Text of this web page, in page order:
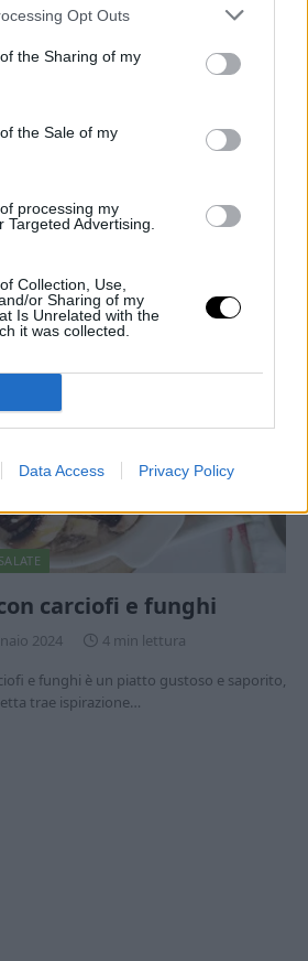
Opt Outs
the Sharing of my
the Sale of my
processing my
Targeted Advertising.
Collection, Use,
or Sharing of my
Is Unrelated with the
it was collected.
Data Access Privacy Policy
alle fragole
2024
6 min lettura
fragole è una ricetta facile e gustosa e
carciofi e funghi
2024
4 min lettura
e funghi è un piatto gustoso e saporito,
trae ispirazione…